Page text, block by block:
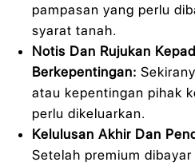
pampasan yang perlu
syarat tanah.
Notis Dan Rujukan
Berkepentingan:
atau kepentingan pihak
perlu dikeluarkan.
Kelulusan Akhir Dan
Setelah premium